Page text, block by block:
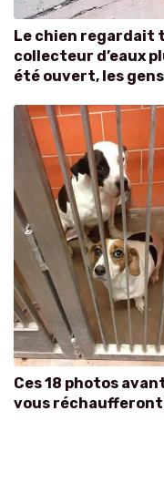
Le chien regardait
collecteur d’eaux
été ouvert, les
Ces 18 photos
vous